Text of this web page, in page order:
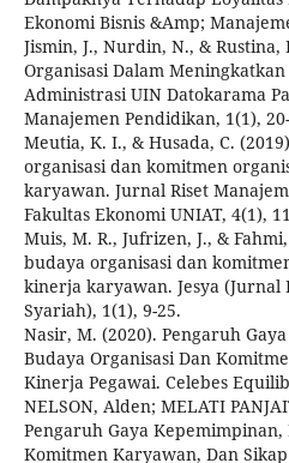
Ekonomi Bisnis &Amp;
Jismin, J., Nurdin, N., & Rustina,
Organisasi Dalam
Administrasi UIN Datokarama
Manajemen Pendidikan, 1(1),
Meutia, K. I., & Husada, C.
organisasi dan komitmen
karyawan. Jurnal Riset
Fakultas Ekonomi UNIAT, 4(1),
Muis, M. R., Jufrizen, J., &
budaya organisasi dan
kinerja karyawan. Jesya (Jurnal
Syariah), 1(1), 9-25.
Nasir, M. (2020). Pengaruh
Budaya Organisasi Dan
Kinerja Pegawai. Celebes
NELSON, Alden; MELATI
Pengaruh Gaya Kepemimpinan,
Komitmen Karyawan, Dan